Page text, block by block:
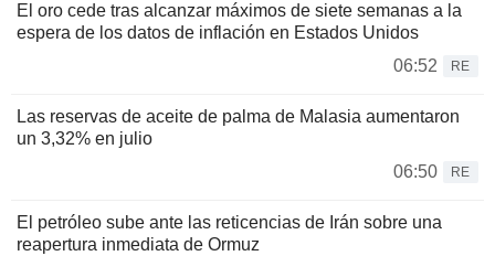
El oro cede tras alcanzar máximos de siete semanas a la
espera de los datos de inflación en Estados Unidos
06:52
RE
Las reservas de aceite de palma de Malasia aumentaron
un 3,32% en julio
06:50
RE
El petróleo sube ante las reticencias de Irán sobre una
reapertura inmediata de Ormuz